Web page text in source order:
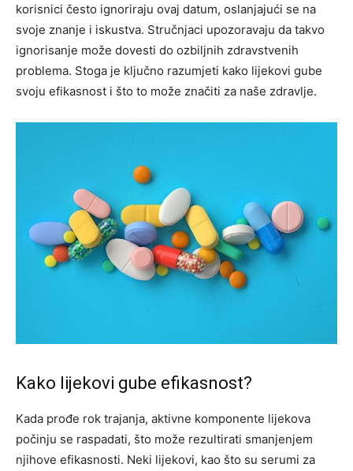
korisnici često ignoriraju ovaj datum, oslanjajući se na
svoje znanje i iskustva. Stručnjaci upozoravaju da takvo
ignorisanje može dovesti do ozbiljnih zdravstvenih
problema. Stoga je ključno razumjeti kako lijekovi gube
svoju efikasnost i što to može značiti za naše zdravlje.
Kako lijekovi gube efikasnost?
Kada prođe rok trajanja, aktivne komponente lijekova
počinju se raspadati, što može rezultirati smanjenjem
njihove efikasnosti. Neki lijekovi, kao što su serumi za